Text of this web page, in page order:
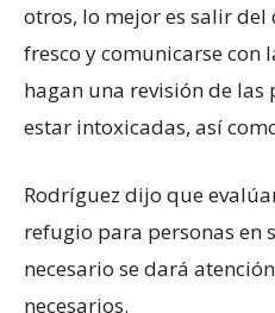
otros, lo mejor es salir
fresco y comunicarse
hagan una revisión de
estar intoxicadas, así
Rodríguez dijo que
refugio para personas en
necesario se dará
necesarios.